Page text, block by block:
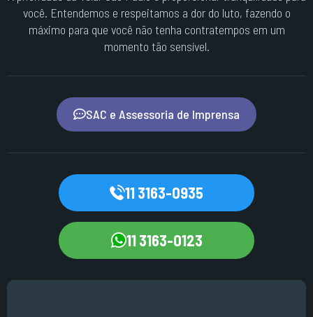
você. Entendemos e respeitamos a dor do luto, fazendo o
máximo para que você não tenha contratempos em um
momento tão sensível.
SAC e Assessoria de Imprensa
11 3163-0935
11 3163-0123